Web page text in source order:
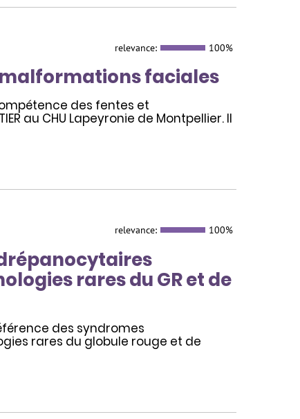
relevance: 100%
faciales
des fentes et
au CHU Lapeyronie de Montpellier. Il
relevance: 100%
rares du GR et de
des syndromes
rares du globule rouge et de